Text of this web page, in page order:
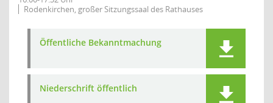
Rodenkirchen, großer Sitzungssaal des Rathauses
Öffentliche Bekanntmachung
Niederschrift öffentlich